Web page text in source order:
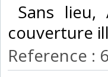
Sans
couverture
Reference :